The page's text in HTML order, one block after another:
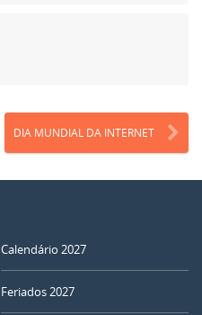
DIA MUNDIAL DA INTERNET
Calendário 2027
Feriados 2027